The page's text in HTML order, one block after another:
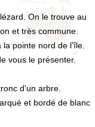
On le trouve au
et très commune.
la pointe nord de l’île.
vous le présenter.
d'un arbre.
et bordé de blanc